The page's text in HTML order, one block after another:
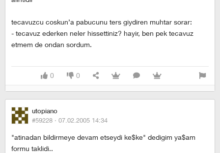
tecavuzcu coskun’a pabucunu ters giydiren muhtar sorar:
- tecavuz ederken neler hissettiniz? hayir, ben pek tecavuz
etmem de ondan sordum.
0 0
utopiano
#59228 · 07.02.2005 14:34
"atinadan bildirmeye devam etseydi ke$ke" dedigim ya$am
formu taklidi..